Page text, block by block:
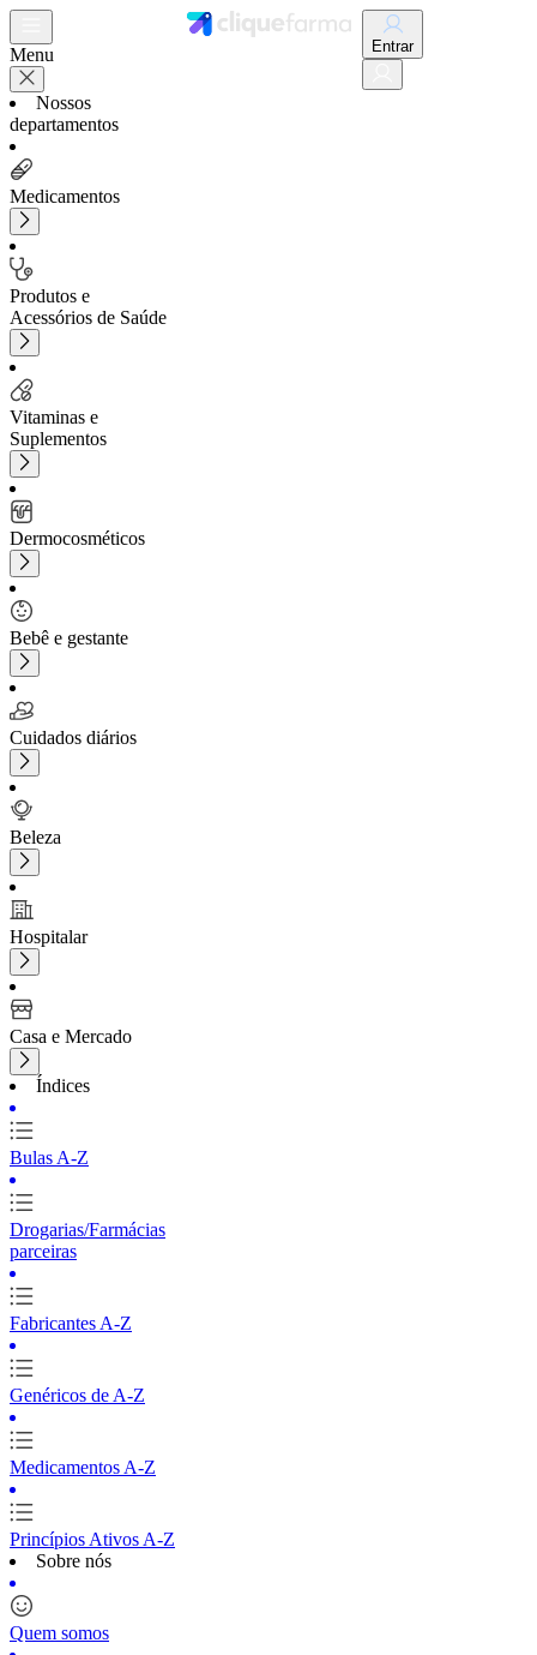
Menu
Nossos
departamentos
Medicamentos
Produtos e
Acessórios de Saúde
Vitaminas e
Suplementos
Dermocosméticos
Bebê e gestante
Cuidados diários
Beleza
Hospitalar
Casa e Mercado
Índices
Bulas A-Z
Drogarias/Farmácias
parceiras
Fabricantes A-Z
Genéricos de A-Z
Medicamentos A-Z
Princípios Ativos A-Z
Sobre nós
Quem somos
Entrar